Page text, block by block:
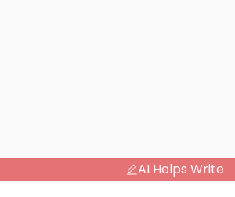
AI Helps Write